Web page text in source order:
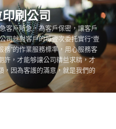
刷公司
客戶所急，為客戶保密，讓客戶
司就對客戶的每壹次委托實行“壹
”的作業服務標準，用心服務客
許，才能够讓公司精益求精，才
，因為客護的滿意，就是我們的